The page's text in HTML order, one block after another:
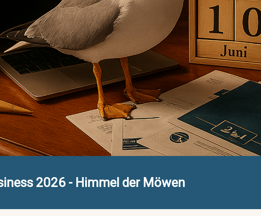
2026 - Himmel der Möwen